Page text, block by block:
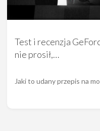
Test i recenzja
nie prosił,…
Jaki to udany przepis na